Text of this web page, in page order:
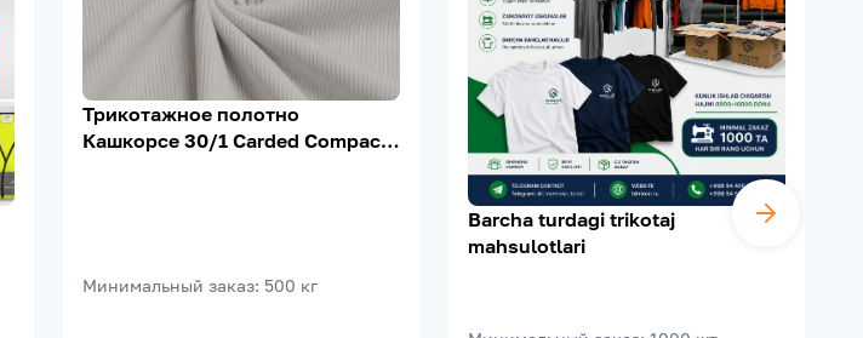
Трикотажное полотно
Кашкорсе 30/1 Carded Compact,
Минимальный заказ: 500 кг
Barcha turdagi trikotaj
mahsulotlari